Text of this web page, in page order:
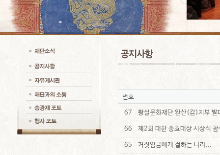
번호
67 황실문화재단 완산(갑)지부 발
66 제2회 대한 충효대상 시상식 참
65 거짓임금에게 절하는 나라...